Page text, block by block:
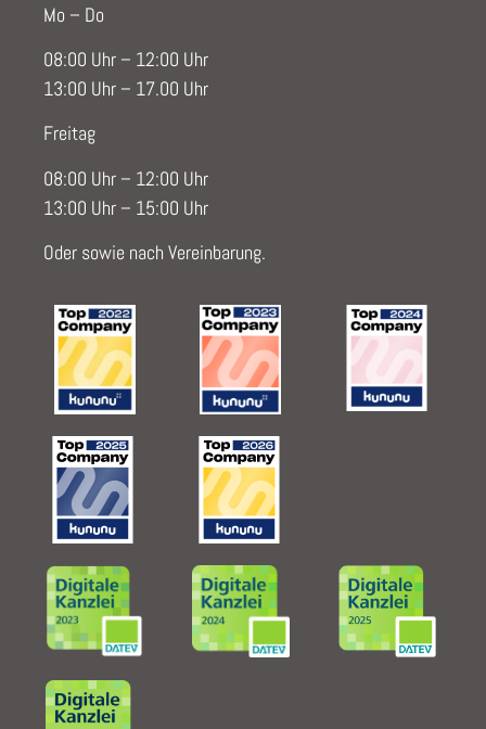
Mo – Do
08:00 Uhr – 12:00 Uhr
13:00 Uhr – 17.00 Uhr
Freitag
08:00 Uhr – 12:00 Uhr
13:00 Uhr – 15:00 Uhr
Oder sowie nach Vereinbarung.